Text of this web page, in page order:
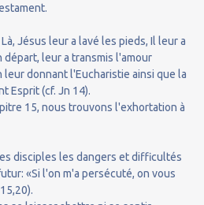
Jésus leur a lavé les pieds, Il leur a
leur a transmis l'amour
donnant l'Eucharistie ainsi que la
Esprit (cf. Jn 14).
15, nous trouvons l'exhortation à
disciples les dangers et difficultés
«Si l'on m'a persécuté, on vous